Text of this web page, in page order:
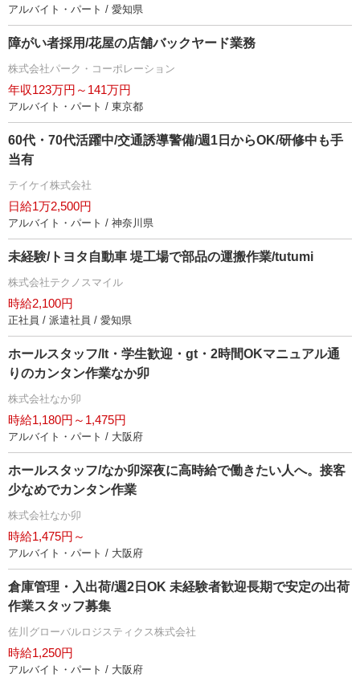
アルバイト・パート / 愛知県
障がい者採用/花屋の店舗バックヤード業務
株式会社パーク・コーポレーション
年収123万円～141万円
アルバイト・パート / 東京都
60代・70代活躍中/交通誘導警備/週1日からOK/研修中も手
当有
テイケイ株式会社
日給1万2,500円
アルバイト・パート / 神奈川県
未経験/トヨタ自動車 堤工場で部品の運搬作業/tutumi
株式会社テクノスマイル
時給2,100円
正社員 / 派遣社員 / 愛知県
ホールスタッフ/lt・学生歓迎・gt・2時間OKマニュアル通
りのカンタン作業なか卯
株式会社なか卯
時給1,180円～1,475円
アルバイト・パート / 大阪府
ホールスタッフ/なか卯深夜に高時給で働きたい人へ。接客
少なめでカンタン作業
株式会社なか卯
時給1,475円～
アルバイト・パート / 大阪府
倉庫管理・入出荷/週2日OK 未経験者歓迎長期で安定の出荷
作業スタッフ募集
佐川グローバルロジスティクス株式会社
時給1,250円
アルバイト・パート / 大阪府